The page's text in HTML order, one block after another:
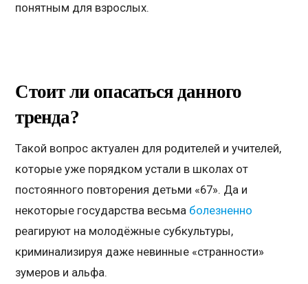
понятным для взрослых.
Стоит ли опасаться данного
тренда?
Такой вопрос актуален для родителей и учителей,
которые уже порядком устали в школах от
постоянного повторения детьми «67». Да и
некоторые государства весьма болезненно
реагируют на молодёжные субкультуры,
криминализируя даже невинные «странности»
зумеров и альфа.